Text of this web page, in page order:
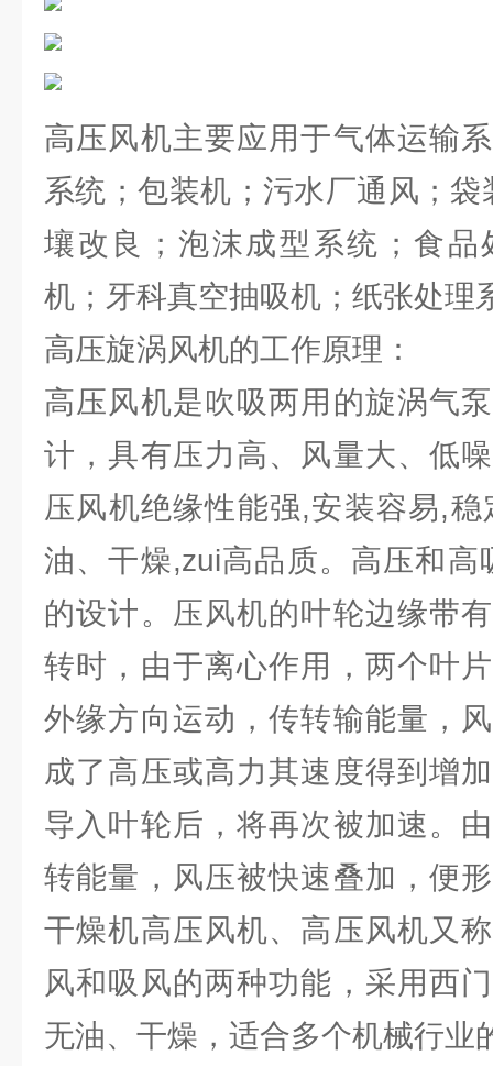
高压风机主要应用于气体运输
系统；包装机；污水厂通风；
壤改良；泡沫成型系统；食品
机；牙科真空抽吸机；纸张处理
高压旋涡风机的工作原理：
高压风机是吹吸两用的旋涡气
计，具有压力高、风量大、低
压风机绝缘性能强,安装容易,
油、干燥,zui高品质。高压和高
的设计。压风机的叶轮边缘带
转时，由于离心作用，两个叶
外缘方向运动，传转输能量，
成了高压或高力其速度得到增
导入叶轮后，将再次被加速。
转能量，风压被快速叠加，便
干燥机高压风机、高压风机又
风和吸风的两种功能，采用西
无油、干燥，适合多个机械行业